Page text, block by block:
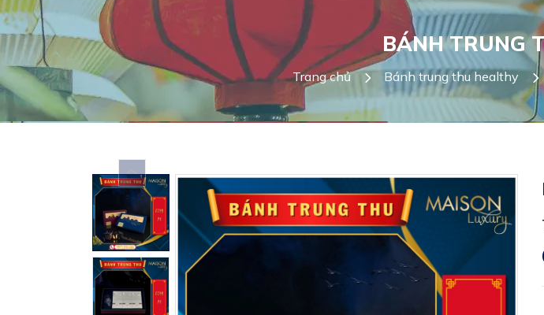
BÁNH TRUNG
Trang chủ Bánh trung thu healthy